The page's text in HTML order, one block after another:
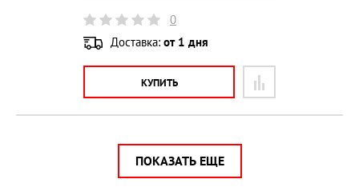
0
Доставка: от 1 дня
КУПИТЬ
ПОКАЗАТЬ ЕЩЕ